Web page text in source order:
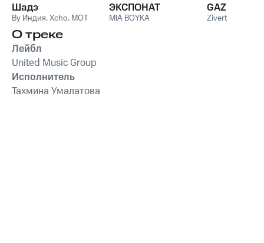
Шадэ
By Индия,Xcho, MOT
ЭКСПОНАТ
MIA BOYKA
GAZ
Zivert
О треке
Лейбл
United Music Group
Исполнитель
Тахмина Умалатова